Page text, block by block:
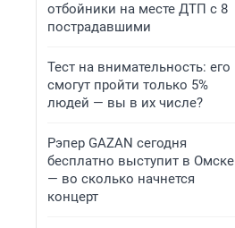
отбойники на месте ДТП с 8
пострадавшими
Тест на внимательность: его
смогут пройти только 5%
людей — вы в их числе?
Рэпер GAZAN сегодня
бесплатно выступит в Омске
— во сколько начнется
концерт